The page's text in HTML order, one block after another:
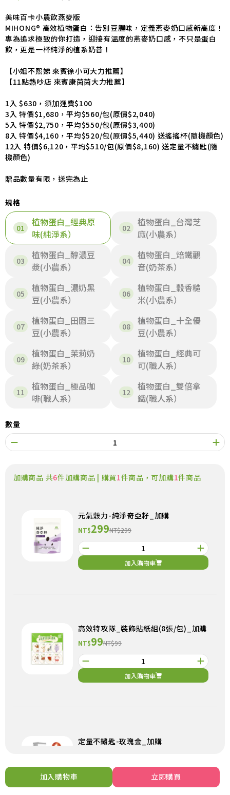
美味百卡小農飲燕麥版
MIHONG® 高效植物蛋白：告別豆腥味，定義燕麥奶口感新高度！
專為追求極致的你打造，迎接有溫度的燕麥奶口感，不只是蛋白
飲，更是一杯純淨的植系奶昔！
【小姐不熙娣 來賓徐小可大力推薦】
【11點熱吵店 來賓康茵茵大力推薦】
1入 $630，須加運費$100
3入 特價$1,680，平均$560/包(原價$2,040)
5入 特價$2,750，平均$550/包(原價$3,400)
8入 特價$4,160，平均$520/包(原價$5,440) 送搖搖杯(隨機顏色)
12入 特價$6,120，平均$510/包(原價$8,160) 送定量不鏽匙(隨
機顏色)
贈品數量有限，送完為止
規格
植物蛋白_經典原
味(純淨系）
植物蛋白_台灣芝
麻(小農系）
植物蛋白_醇濃豆
漿(小農系）
植物蛋白_焙鐵觀
音(奶茶系）
植物蛋白_濃奶黑
豆(小農系）
植物蛋白_穀香糙
米(小農系）
植物蛋白_田園三
豆(小農系）
植物蛋白_十全優
豆(小農系）
植物蛋白_茉莉奶
綠(奶茶系）
植物蛋白_經典可
可(職人系）
植物蛋白_極品咖
啡(職人系）
植物蛋白_雙倍拿
鐵(職人系）
數量
加購商品 共6件加購商品 | 購買1件商品，可加購1件商品
元氣穀力-純淨奇亞籽_加購
NT$299NT$299
加入購物車
高效特攻隊_裝飾貼紙組(8張/包)_加購
NT$99NT$99
加入購物車
定量不鏽匙-玫瑰金_加購
加入購物車
加入購物車 立即購買